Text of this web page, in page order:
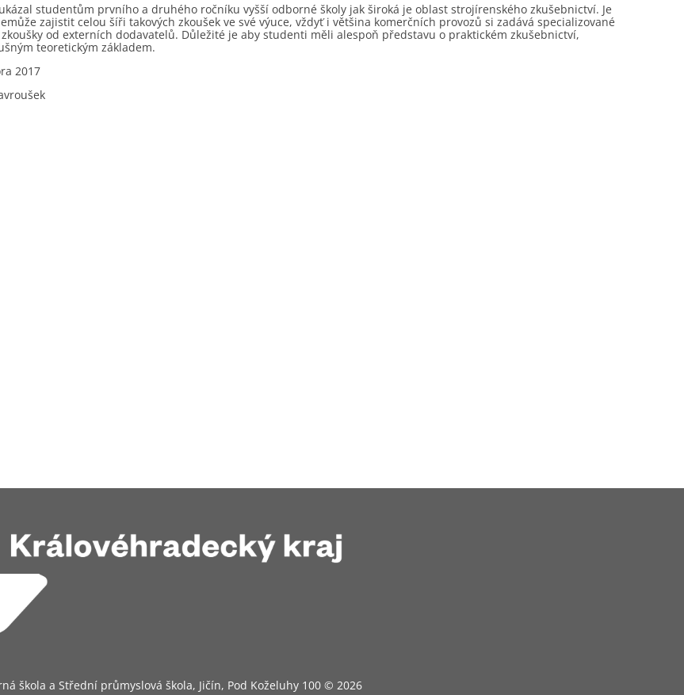
studentům prvního a druhého ročníku vyšší odborné školy jak široká je oblast strojírenského zkušebnictví. Je
zajistit celou šíři takových zkoušek ve své výuce, vždyť i většina komerčních provozů si zadává specializované
od externích dodavatelů. Důležité je aby studenti měli alespoň představu o praktickém zkušebnictví,
teoretickým základem.
2017
škola a Střední průmyslová škola, Jičín, Pod Koželuhy 100 © 2026